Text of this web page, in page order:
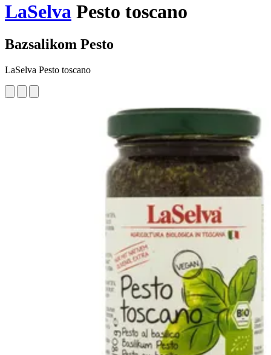
LaSelva Pesto toscano
Bazsalikom Pesto
LaSelva Pesto toscano